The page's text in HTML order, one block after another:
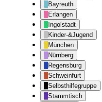
Bayreuth
Erlangen
Ingolstadt
Kinder-&Jugend
München
Nürnberg
Regensburg
Schweinfurt
Selbsthilfegruppe
Stammtisch